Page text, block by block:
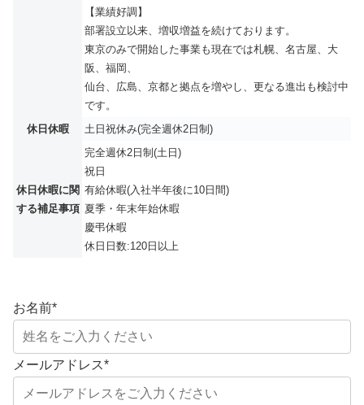
【業績好調】
部署設立以来、増収増益を続けております。
東京のみで開始した事業も現在では札幌、名古屋、大
阪、福岡、
仙台、広島、京都と拠点を増やし、更なる進出も検討中
です。
休日休暇
土日祝休み(完全週休2日制)
休日休暇に関
する補足事項
完全週休2日制(土日)
祝日
有給休暇(入社半年後に10日間)
夏季・年末年始休暇
慶弔休暇
休日日数:120日以上
お名前*
メールアドレス*